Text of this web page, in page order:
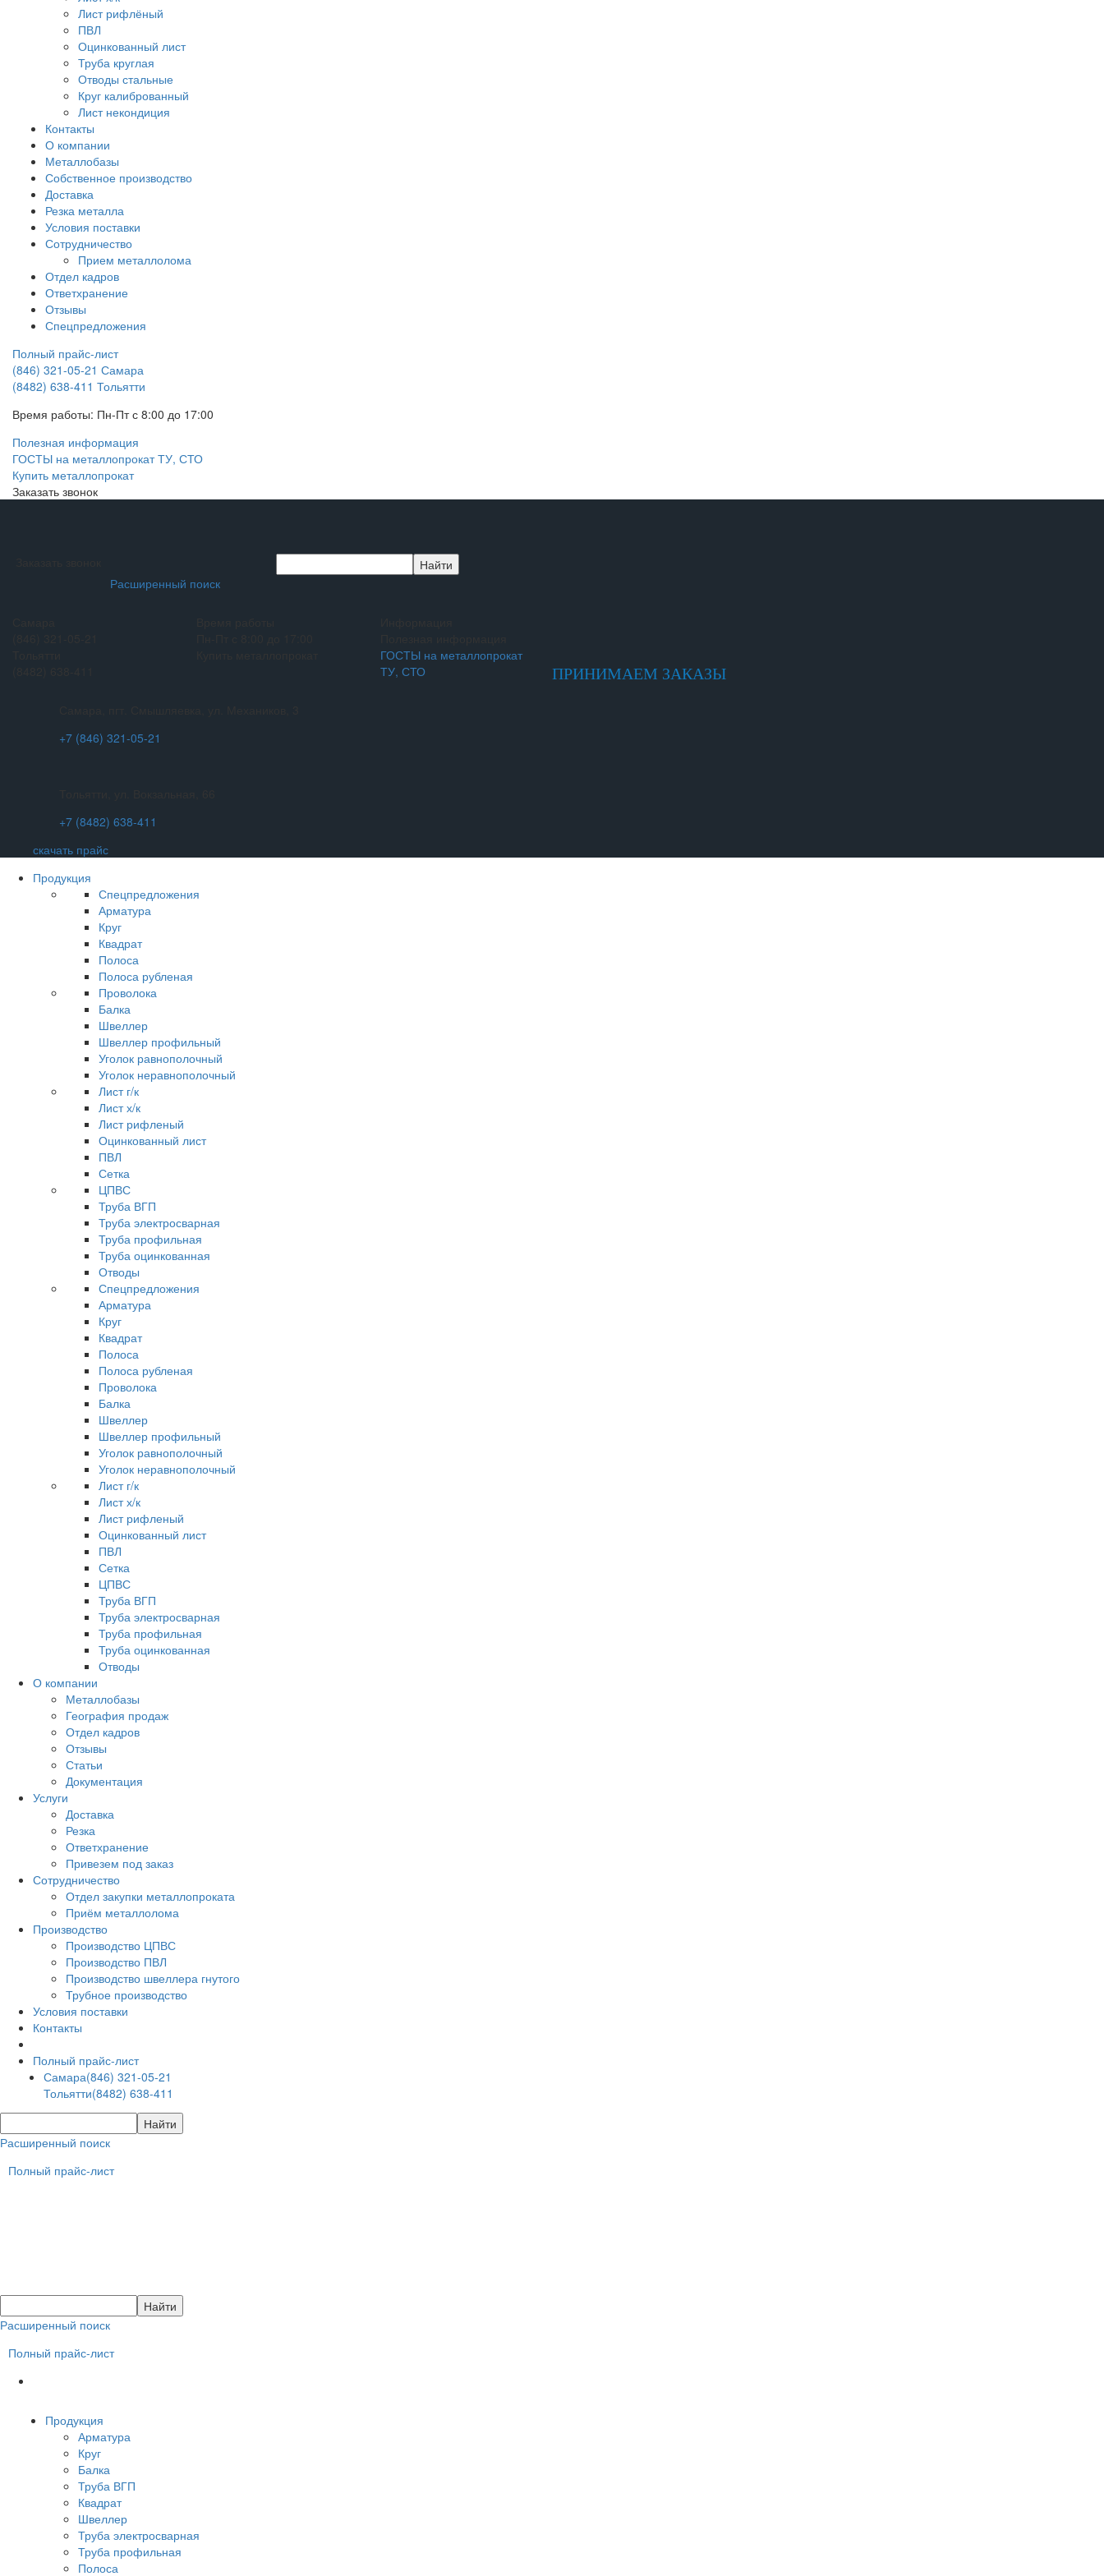
Лист рифлёный
ПВЛ
Оцинкованный лист
Труба круглая
Отводы стальные
Круг калиброванный
Лист некондиция
Контакты
О компании
Металлобазы
Собственное производство
Доставка
Резка металла
Условия поставки
Сотрудничество
Прием металлолома
Отдел кадров
Ответхранение
Отзывы
Спецпредложения
Полный прайс-лист
(846) 321-05-21 Самара
(8482) 638-411 Тольятти
Время работы: Пн-Пт с 8:00 до 17:00
Полезная информация
ГОСТЫ на металлопрокат ТУ, СТО
Купить металлопрокат
Заказать звонок
Расширенный поиск
ГОСТЫ на металлопрокат
ТУ, СТО
ПРИНИМАЕМ ЗАКАЗЫ
+7 (846) 321-05-21
+7 (8482) 638-411
скачать прайс
Продукция
Спецпредложения
Арматура
Круг
Квадрат
Полоса
Полоса рубленая
Проволока
Балка
Швеллер
Швеллер профильный
Уголок равнополочный
Уголок неравнополочный
Лист г/к
Лист х/к
Лист рифленый
Оцинкованный лист
ПВЛ
Сетка
ЦПВС
Труба ВГП
Труба электросварная
Труба профильная
Труба оцинкованная
Отводы
Спецпредложения
Арматура
Круг
Квадрат
Полоса
Полоса рубленая
Проволока
Балка
Швеллер
Швеллер профильный
Уголок равнополочный
Уголок неравнополочный
Лист г/к
Лист х/к
Лист рифленый
Оцинкованный лист
ПВЛ
Сетка
ЦПВС
Труба ВГП
Труба электросварная
Труба профильная
Труба оцинкованная
Отводы
О компании
Металлобазы
География продаж
Отдел кадров
Отзывы
Статьи
Документация
Услуги
Доставка
Резка
Ответхранение
Привезем под заказ
Сотрудничество
Отдел закупки металлопроката
Приём металлолома
Производство
Производство ЦПВС
Производство ПВЛ
Производство швеллера гнутого
Трубное производство
Условия поставки
Контакты
Полный прайс-лист
Самара(846) 321-05-21
Тольятти(8482) 638-411
Расширенный поиск
Полный прайс-лист
Расширенный поиск
Полный прайс-лист
Продукция
Арматура
Круг
Балка
Труба ВГП
Квадрат
Швеллер
Труба электросварная
Труба профильная
Полоса